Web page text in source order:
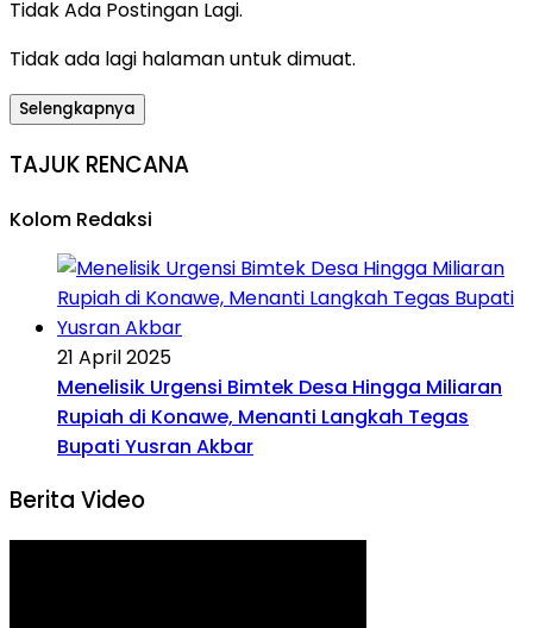
Tidak Ada Postingan Lagi.
Tidak ada lagi halaman untuk dimuat.
Selengkapnya
TAJUK RENCANA
Kolom Redaksi
21 April 2025
Menelisik Urgensi Bimtek Desa Hingga Miliaran
Rupiah di Konawe, Menanti Langkah Tegas
Bupati Yusran Akbar
Berita Video